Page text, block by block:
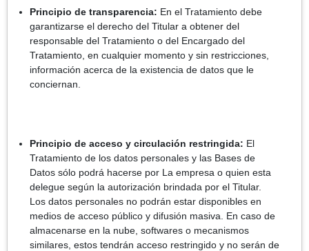
Principio de transparencia: En el Tratamiento debe
garantizarse el derecho del Titular a obtener del
responsable del Tratamiento o del Encargado del
Tratamiento, en cualquier momento y sin restricciones,
información acerca de la existencia de datos que le
conciernan.
Principio de acceso y circulación restringida: El
Tratamiento de los datos personales y las Bases de
Datos sólo podrá hacerse por La empresa o quien esta
delegue según la autorización brindada por el Titular.
Los datos personales no podrán estar disponibles en
medios de acceso público y difusión masiva. En caso de
almacenarse en la nube, softwares o mecanismos
similares, estos tendrán acceso restringido y no serán de